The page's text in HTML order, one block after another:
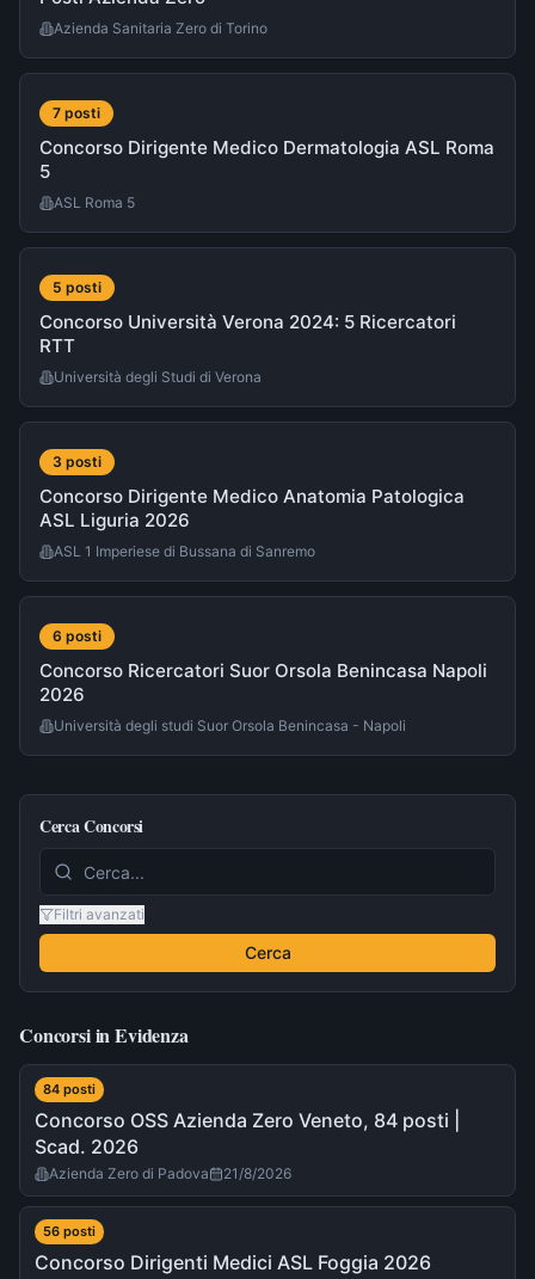
Azienda Sanitaria Zero di Torino
7 posti
Concorso Dirigente Medico Dermatologia ASL Roma
5
ASL Roma 5
5 posti
Concorso Università Verona 2024: 5 Ricercatori
RTT
Università degli Studi di Verona
3 posti
Concorso Dirigente Medico Anatomia Patologica
ASL Liguria 2026
ASL 1 Imperiese di Bussana di Sanremo
6 posti
Concorso Ricercatori Suor Orsola Benincasa Napoli
2026
Università degli studi Suor Orsola Benincasa - Napoli
Cerca Concorsi
Filtri avanzati
Cerca
Concorsi in Evidenza
84 posti
Concorso OSS Azienda Zero Veneto, 84 posti |
Scad. 2026
Azienda Zero di Padova 21/8/2026
56 posti
Concorso Dirigenti Medici ASL Foggia 2026